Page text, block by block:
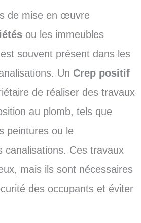
de mise en œuvre
ou les immeubles
souvent présent dans les
Un Crep positif
de réaliser des travaux
au plomb, tels que
peintures ou le
canalisations. Ces travaux
mais ils sont nécessaires
des occupants et éviter